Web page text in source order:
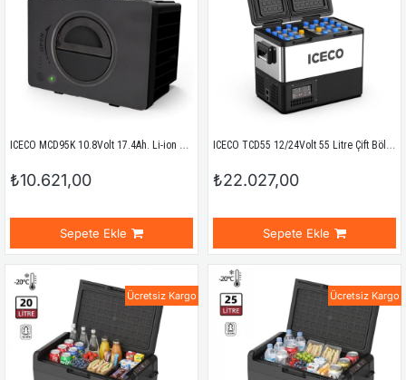
ICECO MCD95K 10.8Volt 17.4Ah. Li-ion Yedek Buzdolabı Aküsü
₺10.621,00
Sepete Ekle
ICECO TCD55 12/24Volt 55 Litre Çift Bölmeli Outdoor Kompresörlü Oto Buzdolabı/Dondurucu
₺22.027,00
Sepete Ekle
Ücretsiz Kargo Ücretsiz Kargo